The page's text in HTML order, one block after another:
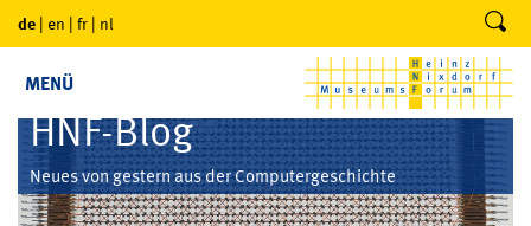
de | en | fr | nl
MENÜ
HNF-Blog
Neues von gestern aus der Computergeschichte